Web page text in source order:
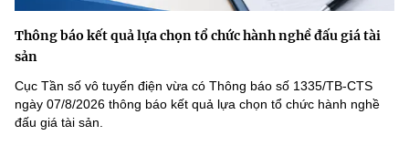
Thông báo kết quả lựa chọn tổ chức hành nghề đấu giá tài
sản
Cục Tần số vô tuyến điện vừa có Thông báo số 1335/TB-CTS
ngày 07/8/2026 thông báo kết quả lựa chọn tổ chức hành nghề
đấu giá tài sản.